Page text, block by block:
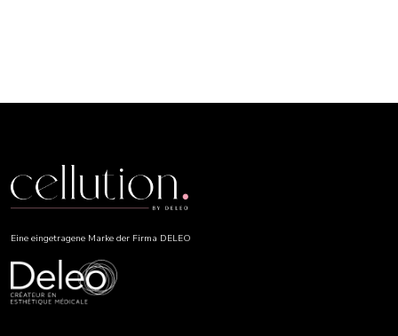
Eine eingetragene Marke der Firma DELEO